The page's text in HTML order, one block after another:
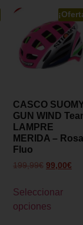
CASCO
GUN WIND
LAMPRE
MERIDA – Rosa
Fluo
199,99€ 99,00€
Seleccionar
opciones